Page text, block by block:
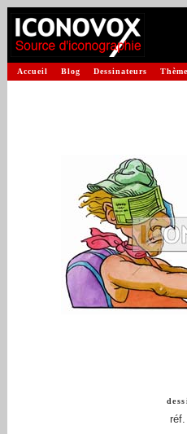
Accueil Blog Dessinateurs
réf.